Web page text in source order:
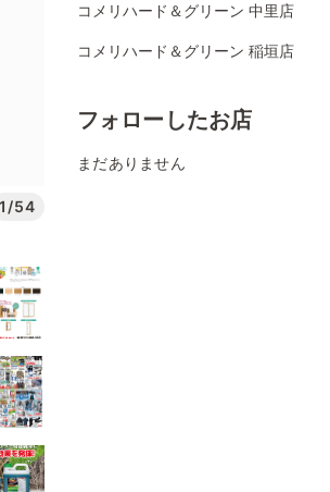
1/54
コメリハード＆グリーン 中里店
コメリハード＆グリーン 稲垣店
フォローしたお店
まだありません